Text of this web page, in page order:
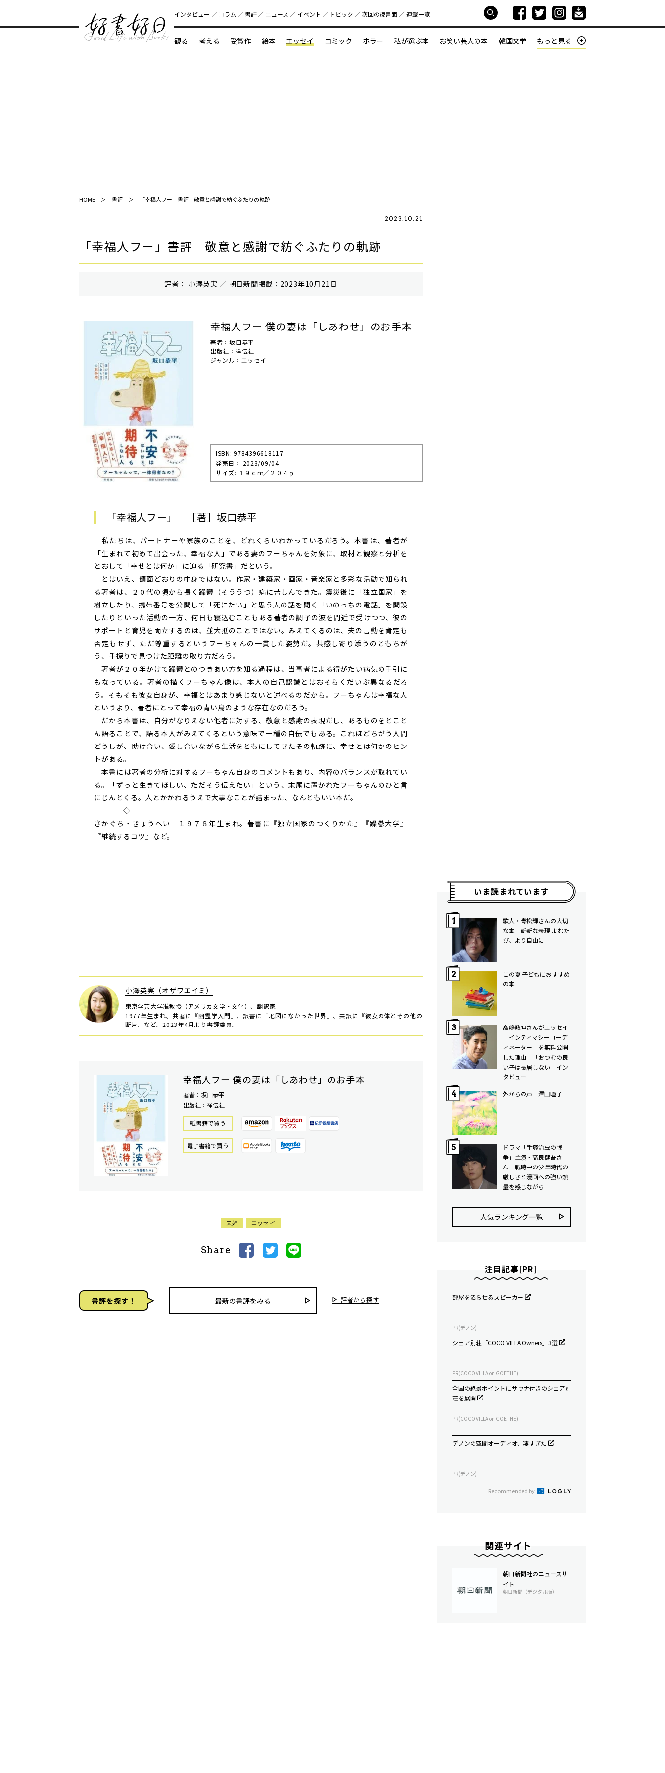
好書好日
インタビュー コラム 書評 ニュース イベント トピック 次回の読書⾯ 連載一覧
観る 考える 受賞作 絵本 エッセイ コミック ホラー 私が選ぶ本 お笑い芸人の本 韓国文学 もっと見る
HOME 書評 「幸福人フー」書評 敬意と感謝で紡ぐふたりの軌跡
2023.10.21
「幸福人フー」書評 敬意と感謝で紡ぐふたりの軌跡
評者： 小澤英実 ／ 朝⽇新聞掲載：2023年10月21日
幸福人フー 僕の妻は「しあわせ」のお手本
著者：坂口恭平
出版社：祥伝社
ジャンル：エッセイ
ISBN: 9784396618117
発売⽇： 2023/09/04
サイズ: １９ｃｍ／２０４ｐ
「幸福人フー」 ［著］坂口恭平
私たちは、パートナーや家族のことを、どれくらいわかっているだろう。本書は、著者が
「生まれて初めて出会った、幸福な人」である妻のフーちゃんを対象に、取材と観察と分析を
とおして「幸せとは何か」に迫る「研究書」だという。
とはいえ、額面どおりの中身ではない。作家・建築家・画家・音楽家と多彩な活動で知られ
る著者は、２０代の頃から長く躁鬱（そううつ）病に苦しんできた。震災後に「独立国家」を
樹立したり、携帯番号を公開して「死にたい」と思う人の話を聞く「いのっちの電話」を開設
したりといった活動の一方、何日も寝込むこともある著者の調子の波を間近で受けつつ、彼の
サポートと育児を両立するのは、並大抵のことではない。みえてくるのは、夫の言動を肯定も
否定もせず、ただ尊重するというフーちゃんの一貫した姿勢だ。共感し寄り添うのともちが
う、手探りで見つけた距離の取り方だろう。
著者が２０年かけて躁鬱とのつきあい方を知る過程は、当事者による得がたい病気の手引に
もなっている。著者の描くフーちゃん像は、本人の自己認識とはおそらくだいぶ異なるだろ
う。そもそも彼女自身が、幸福とはあまり感じないと述べるのだから。フーちゃんは幸福な人
というより、著者にとって幸福の青い鳥のような存在なのだろう。
だから本書は、自分がなりえない他者に対する、敬意と感謝の表現だし、あるものをとこと
ん語ることで、語る本人がみえてくるという意味で一種の自伝でもある。これほどちがう人間
どうしが、助け合い、愛し合いながら生活をともにしてきたその軌跡に、幸せとは何かのヒン
トがある。
本書には著者の分析に対するフーちゃん自身のコメントもあり、内容のバランスが取れてい
る。「ずっと生きてほしい、ただそう伝えたい」という、末尾に置かれたフーちゃんのひと言
にじんとくる。人とかかわるうえで大事なことが詰まった、なんともいい本だ。
◇
さかぐち・きょうへい １９７８年生まれ。著書に『独立国家のつくりかた』『躁鬱大学』
『継続するコツ』など。
小澤英実（オザワエイミ）
東京学芸大学准教授（アメリカ文学・文化）、翻訳家
1977年生まれ。共著に『幽霊学入門』、訳書に『地図になかった世界』、共訳に『彼女の体とその他の
断片』など。2023年4月より書評委員。
幸福人フー 僕の妻は「しあわせ」のお手本
著者：坂口恭平
出版社：祥伝社
紙書籍で買う
電⼦書籍で買う
夫婦 エッセイ
Share
書評を探す！ 最新の書評をみる 評者から探す
いま読まれています
歌人・青松輝さんの大切
な本 斬新な表現 よむた
び、より自由に
この夏 子どもにおすすめ
の本
髙嶋政伸さんがエッセイ
「インティマシーコーデ
ィネーター」を無料公開
した理由 「おつむの良
い子は長居しない」イン
タビュー
外からの声 澤田瞳子
ドラマ「手塚治虫の戦
争」主演・高良健吾さ
ん 戦時中の少年時代の
厳しさと漫画への強い熱
量を感じながら
人気ランキング⼀覧
注目記事[PR]
部屋を沼らせるスピーカー
PR(デノン)
シェア別荘「COCO VILLA Owners」3選
PR(COCO VILLA on GOETHE)
全国の絶景ポイントにサウナ付きのシェア別
荘を展開
PR(COCO VILLA on GOETHE)
デノンの空間オーディオ、凄すぎた
PR(デノン)
Recommended by
関連サイト
朝日新聞社のニュースサ
イト
朝日新聞（デジタル版）